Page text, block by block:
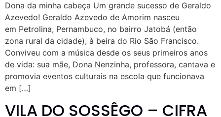
Dona da minha cabeça Um grande sucesso de Geraldo
Azevedo! Geraldo Azevedo de Amorim nasceu
em Petrolina, Pernambuco, no bairro Jatobá (então
zona rural da cidade), à beira do Rio São Francisco.
Conviveu com a música desde os seus primeiros anos
de vida: sua mãe, Dona Nenzinha, professora, cantava e
promovia eventos culturais na escola que funcionava
em […]
VILA DO SOSSÊGO – CIFRA